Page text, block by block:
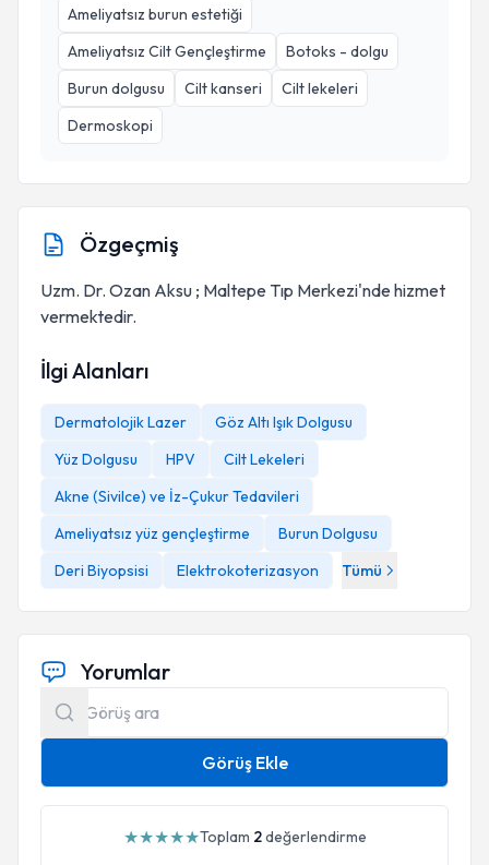
Ameliyatsız burun estetiği
Ameliyatsız Cilt Gençleştirme
Botoks - dolgu
Burun dolgusu
Cilt kanseri
Cilt lekeleri
Dermoskopi
Özgeçmiş
Uzm. Dr. Ozan Aksu ; Maltepe Tıp Merkezi'nde hizmet
vermektedir.
İlgi Alanları
Dermatolojik Lazer
Göz Altı Işık Dolgusu
Yüz Dolgusu
HPV
Cilt Lekeleri
Akne (Sivilce) ve İz-Çukur Tedavileri
Ameliyatsız yüz gençleştirme
Burun Dolgusu
Deri Biyopsisi
Elektrokoterizasyon Tümü
Yorumlar
Görüş Ekle
★★★★★Toplam 2değerlendirme